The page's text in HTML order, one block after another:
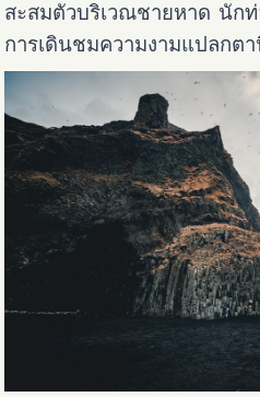
สะสมตัวบริเวณชายหาด นักท่
การเดินชมความงามแปลกต